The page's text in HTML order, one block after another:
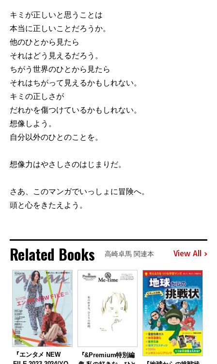
キミが正しいと思うことは
本当に正しいことだろうか。
他のひとから見たら
それはどう見えるだろう。
ちがう世界のひとから見たら
それはちがって見えるかもしれない。
キミの正しさが
だれかを傷つけているかもしれない。
想像しよう。
自分以外のひとのことを。
想像力はやさしさのはじまりだ。
さあ、このマンガでいっしょに冒険へ。
頭と心をきたえよう。
Related Books 高崎卓馬 関連本 View All
『エンタメ NEW
『&Premium特別編